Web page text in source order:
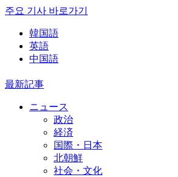
주요 기사 바로가기
韓国語
英語
中国語
最新記事
ニュース
政治
経済
国際・日本
北朝鮮
社会・文化